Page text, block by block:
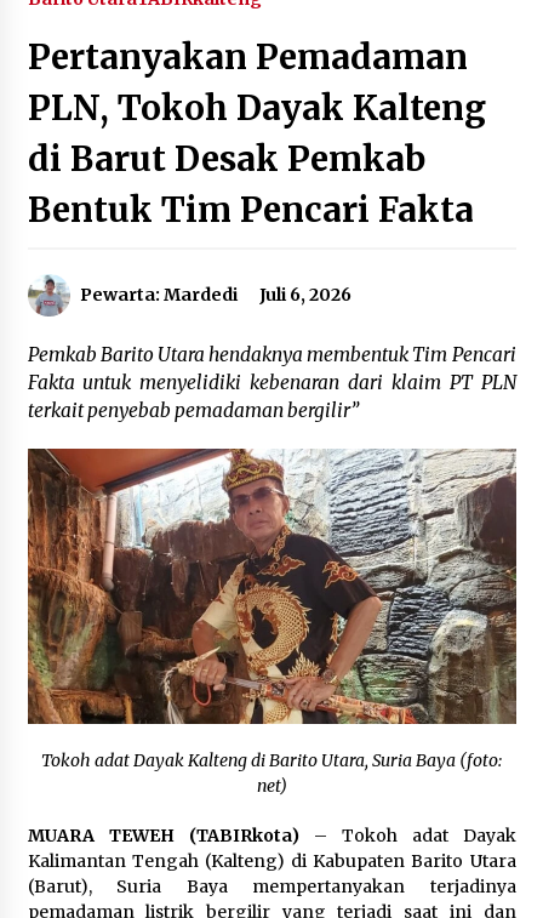
HUT ke-51, Indocement Perkuat Inovasi dan
Agustus 6, 2026
Hari Kedua Kaji Tiru di DIY, Bupati Barito Utara
Agustus 5, 2026
PNBP 400 Juta dari Kasus Tambang Ilegal
Hadiri Forum Komunikasi dan Kemitraan BPJS,
Sekda Tapin Komitmen Tingkatkan Layanan
Kesehatan
Agustus 4, 2026
Kejari HST Musnahkan Barang Bukti 27 Perkara
Inkracht van Gewisjde
Agustus 4, 2026
Pelajar di HST Musnahkan Barang Bukti
Kejaksaan, Ada Apa?
Agustus 4, 2026
Pertanyakan Pemadaman
PLN, Tokoh Dayak Kalteng
di Barut Desak Pemkab
Bentuk Tim Pencari Fakta
Pewarta: Mardedi Juli 6, 2026
Pemkab Barito Utara hendaknya membentuk Tim Pencari
Fakta untuk menyelidiki kebenaran dari klaim PT PLN
terkait penyebab pemadaman bergilir”
Tokoh adat Dayak Kalteng di Barito Utara, Suria Baya (foto:
net)
MUARA TEWEH (TABIRkota)– Tokoh adat Dayak
Kalimantan Tengah (Kalteng) di Kabupaten Barito Utara
(Barut), Suria Baya mempertanyakan terjadinya
pemadaman listrik bergilir yang terjadi saat ini dan